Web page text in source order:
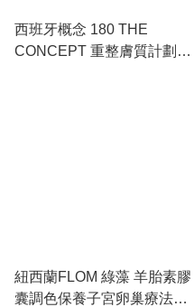
西班牙概念 180 THE
CONCEPT 重整膚質計劃
紐西蘭FLOM 綠藻 羊胎素膠
囊調色保養子宮卵巢療法增